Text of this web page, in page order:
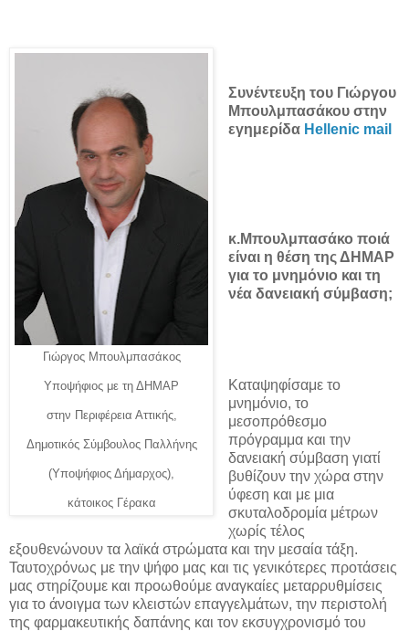
Γιώργος Μπουλμπασάκος
Υποψήφιος με τη ΔΗΜΑΡ
στην Περιφέρεια Αττικής,
Δημοτικός Σύμβουλος Παλλήνης
(Υποψήφιος Δήμαρχος),
κάτοικος Γέρακα
Συνέντευξη του Γιώργου
Μπουλμπασάκου στην
εγημερίδα Hellenic mail
κ.Μπουλμπασάκο ποιά
είναι η θέση της ΔΗΜΑΡ
για το μνημόνιο και τη
νέα δανειακή σύμβαση;
Καταψηφίσαμε το
μνημόνιο, το
μεσοπρόθεσμο
πρόγραμμα και την
δανειακή σύμβαση γιατί
βυθίζουν την χώρα στην
ύφεση και με μια
σκυταλοδρομία μέτρων
χωρίς τέλος
εξουθενώνουν τα λαϊκά στρώματα και την μεσαία τάξη.
Ταυτοχρόνως με την ψήφο μας και τις γενικότερες προτάσεις
μας στηρίζουμε και προωθούμε αναγκαίες μεταρρυθμίσεις
για το άνοιγμα των κλειστών επαγγελμάτων, την περιστολή
της φαρμακευτικής δαπάνης και τον εκσυγχρονισμό του